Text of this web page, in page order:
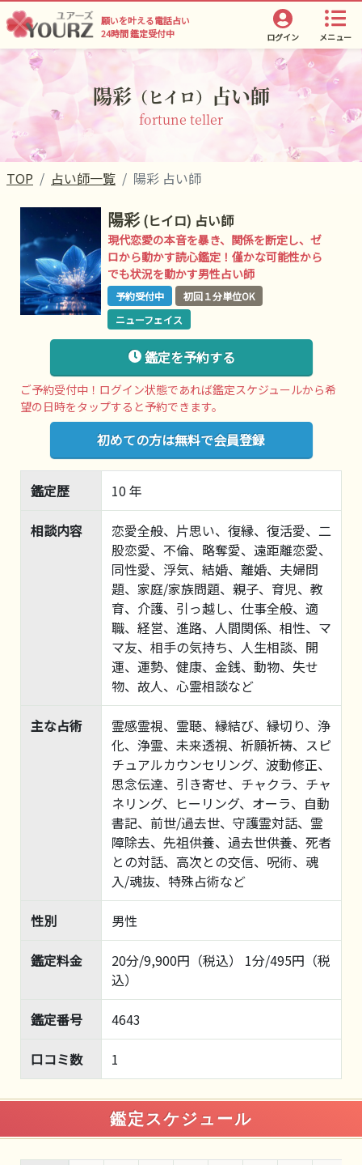
メニュー
願いを叶える電話占い
24時間 鑑定受付中
ログイン
陽彩（ヒイロ） 占い師
fortune teller
TOP 占い師一覧 陽彩 占い師
陽彩 (ヒイロ) 占い師
現代恋愛の本音を暴き、関係を断定し、ゼ
ロから動かす読心鑑定！僅かな可能性から
でも状況を動かす男性占い師
予約受付中
初回１分単位OK
ニューフェイス
鑑定を予約する
ご予約受付中！ログイン状態であれば鑑定スケジュールから希
望の日時をタップすると予約できます。
初めての方は無料で会員登録
鑑定歴 10 年
相談内容
恋愛全般、片思い、復縁、復活愛、二
股恋愛、不倫、略奪愛、遠距離恋愛、
同性愛、浮気、結婚、離婚、夫婦問
題、家庭/家族問題、親子、育児、教
育、介護、引っ越し、仕事全般、適
職、経営、進路、人間関係、相性、マ
マ友、相手の気持ち、人生相談、開
運、運勢、健康、金銭、動物、失せ
物、故人、心霊相談など
主な占術
霊感霊視、霊聴、縁結び、縁切り、浄
化、浄霊、未来透視、祈願祈祷、スピ
チュアルカウンセリング、波動修正、
思念伝達、引き寄せ、チャクラ、チャ
ネリング、ヒーリング、オーラ、自動
書記、前世/過去世、守護霊対話、霊
障除去、先祖供養、過去世供養、死者
との対話、高次との交信、呪術、魂
入/魂抜、特殊占術など
性別 男性
鑑定料金
20分/9,900円（税込） 1分/495円（税
込）
鑑定番号 4643
口コミ数 1
鑑定スケジュール